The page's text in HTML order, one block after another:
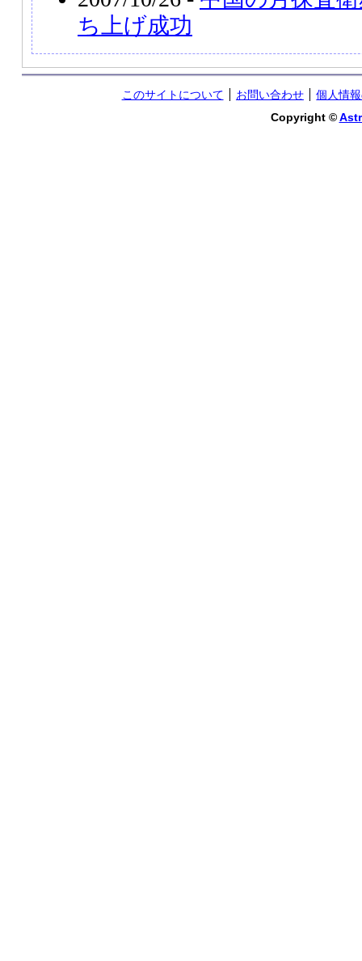
ち上げ成功
このサイトについて お問い合わせ
個人情
Copyright ©